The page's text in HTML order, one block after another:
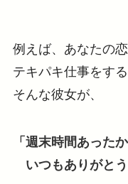
例えば、あなたの
テキパキ仕事をす
そんな彼女が、
「週末時間あった
いつもありがと